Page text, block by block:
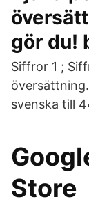
gör du!
Siffror 1 ;
svenska till
Store